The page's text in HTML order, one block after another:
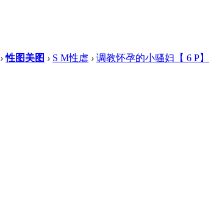
› 性图美图 › S M性虐 › 调教怀孕的小骚妇【 6 P】